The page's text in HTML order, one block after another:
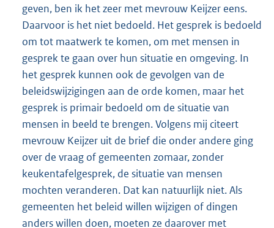
geven, ben ik het zeer met mevrouw Keijzer eens.
Daarvoor is het niet bedoeld. Het gesprek is bedoeld
om tot maatwerk te komen, om met mensen in
gesprek te gaan over hun situatie en omgeving. In
het gesprek kunnen ook de gevolgen van de
beleidswijzigingen aan de orde komen, maar het
gesprek is primair bedoeld om de situatie van
mensen in beeld te brengen. Volgens mij citeert
mevrouw Keijzer uit de brief die onder andere ging
over de vraag of gemeenten zomaar, zonder
keukentafelgesprek, de situatie van mensen
mochten veranderen. Dat kan natuurlijk niet. Als
gemeenten het beleid willen wijzigen of dingen
anders willen doen, moeten ze daarover met